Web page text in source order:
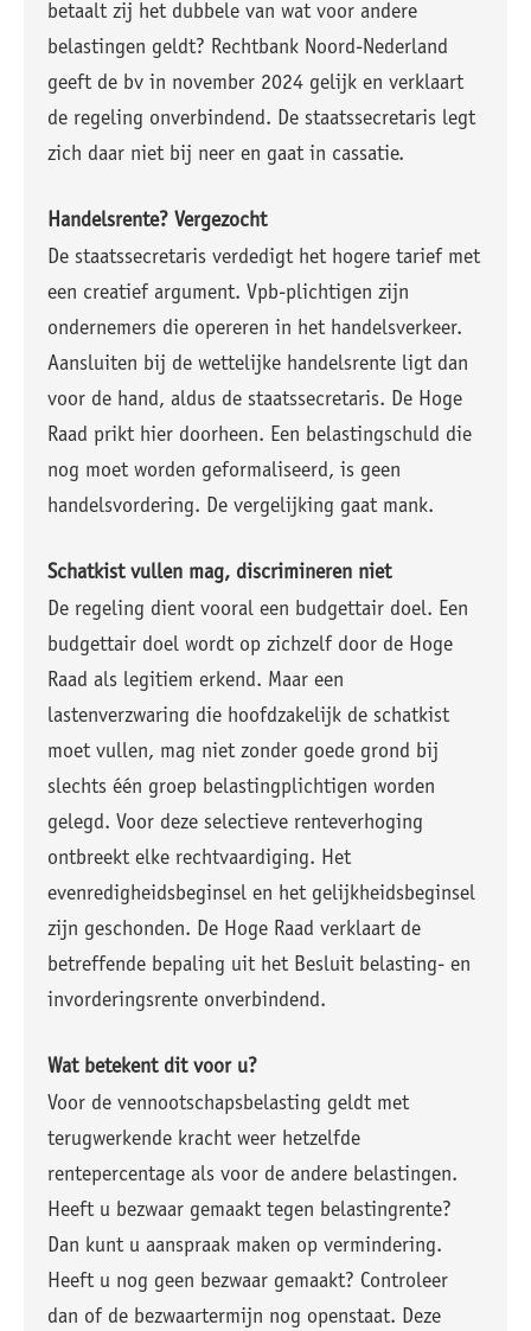
betaalt zij het dubbele van wat voor andere
belastingen geldt? Rechtbank Noord-Nederland
geeft de bv in november 2024 gelijk en verklaart
de regeling onverbindend. De staatssecretaris legt
zich daar niet bij neer en gaat in cassatie.
Handelsrente? Vergezocht
De staatssecretaris verdedigt het hogere tarief met
een creatief argument. Vpb-plichtigen zijn
ondernemers die opereren in het handelsverkeer.
Aansluiten bij de wettelijke handelsrente ligt dan
voor de hand, aldus de staatssecretaris. De Hoge
Raad prikt hier doorheen. Een belastingschuld die
nog moet worden geformaliseerd, is geen
handelsvordering. De vergelijking gaat mank.
Schatkist vullen mag, discrimineren niet
De regeling dient vooral een budgettair doel. Een
budgettair doel wordt op zichzelf door de Hoge
Raad als legitiem erkend. Maar een
lastenverzwaring die hoofdzakelijk de schatkist
moet vullen, mag niet zonder goede grond bij
slechts één groep belastingplichtigen worden
gelegd. Voor deze selectieve renteverhoging
ontbreekt elke rechtvaardiging. Het
evenredigheidsbeginsel en het gelijkheidsbeginsel
zijn geschonden. De Hoge Raad verklaart de
betreffende bepaling uit het Besluit belasting- en
invorderingsrente onverbindend.
Wat betekent dit voor u?
Voor de vennootschapsbelasting geldt met
terugwerkende kracht weer hetzelfde
rentepercentage als voor de andere belastingen.
Heeft u bezwaar gemaakt tegen belastingrente?
Dan kunt u aanspraak maken op vermindering.
Heeft u nog geen bezwaar gemaakt? Controleer
dan of de bezwaartermijn nog openstaat. Deze